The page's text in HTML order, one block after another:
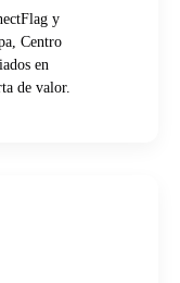
y
Centro
en
de valor.